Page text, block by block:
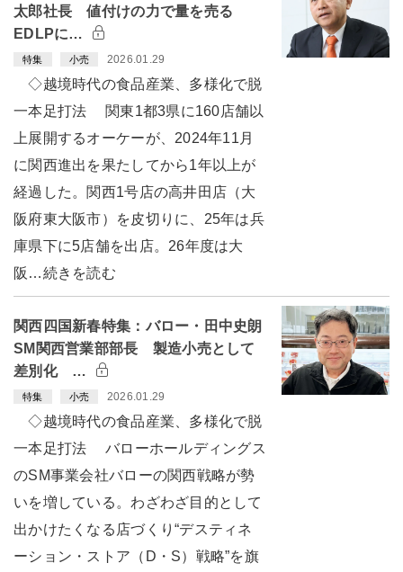
太郎社長 値付けの力で量を売る
EDLPに…
特集 小売 2026.01.29
◇越境時代の食品産業、多様化で脱
一本足打法 関東1都3県に160店舗以
上展開するオーケーが、2024年11月
に関西進出を果たしてから1年以上が
経過した。関西1号店の高井田店（大
阪府東大阪市）を皮切りに、25年は兵
庫県下に5店舗を出店。26年度は大
阪…続きを読む
関西四国新春特集：バロー・田中史朗
SM関西営業部部長 製造小売として
差別化 …
特集 小売 2026.01.29
◇越境時代の食品産業、多様化で脱
一本足打法 バローホールディングス
のSM事業会社バローの関西戦略が勢
いを増している。わざわざ目的として
出かけたくなる店づくり“デスティネ
ーション・ストア（D・S）戦略”を旗